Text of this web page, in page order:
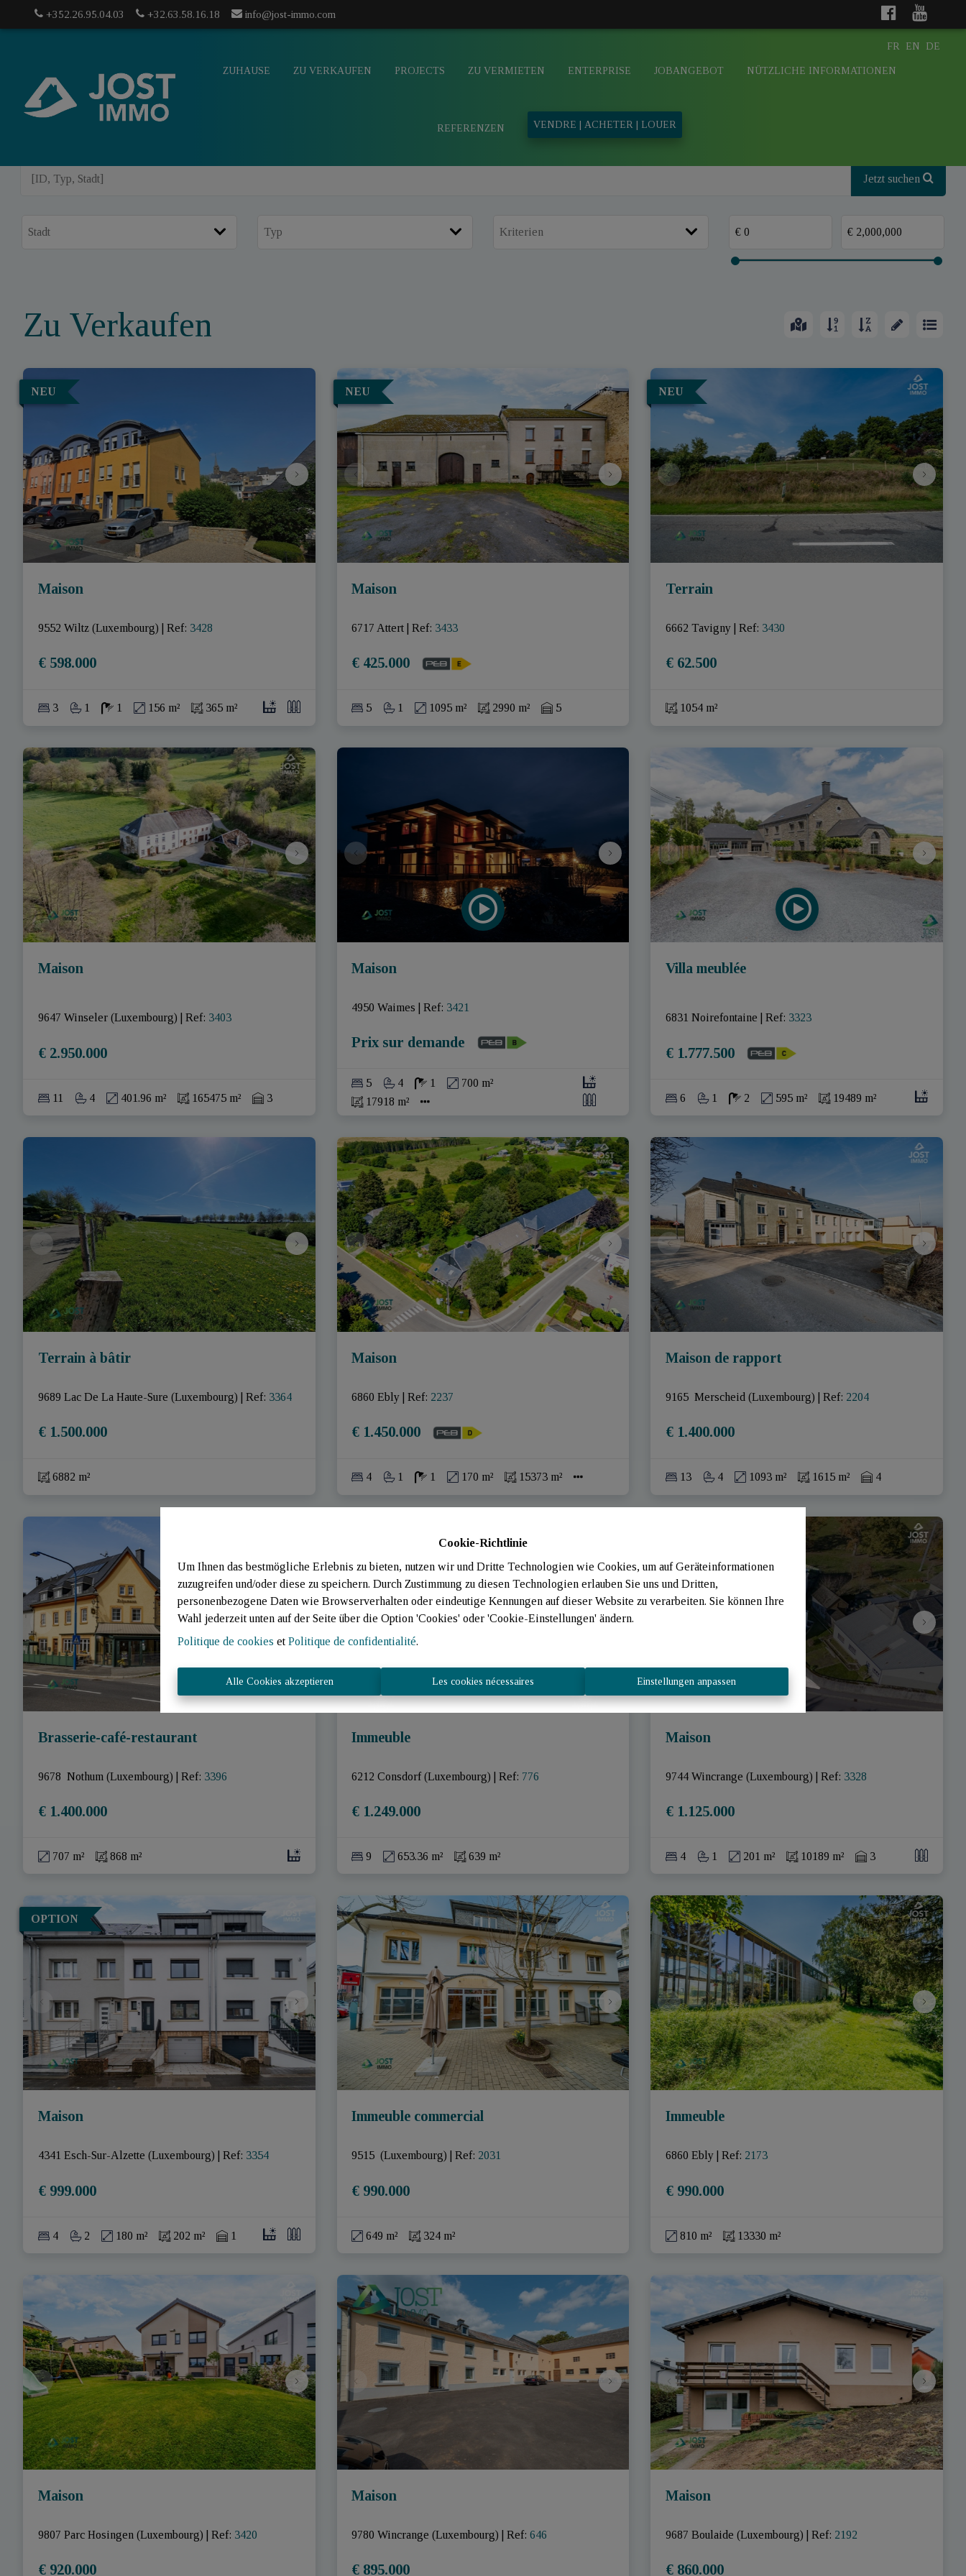
Cookie-Richtlinie
Um Ihnen das bestmögliche Erlebnis zu bieten, nutzen wir und Dritte Technologien wie Cookies, um auf Geräteinformationen
zuzugreifen und/oder diese zu speichern. Durch Zustimmung zu diesen Technologien erlauben Sie uns und Dritten,
personenbezogene Daten wie Browserverhalten oder eindeutige Kennungen auf dieser Website zu verarbeiten. Sie können Ihre
Wahl jederzeit unten auf der Seite über die Option 'Cookies' oder 'Cookie-Einstellungen' ändern.
Politique de cookies et Politique de confidentialité.
Alle Cookies akzeptieren Les cookies nécessaires Einstellungen anpassen
+352.26.95.04.03 +32.63.58.16.18 info@jost-immo.com
ZUHAUSE ZU VERKAUFEN PROJECTS ZU VERMIETEN ENTERPRISE JOBANGEBOT NÜTZLICHE INFORMATIONEN
REFERENZEN VENDRE | ACHETER | LOUER
FR EN DE
Jetzt suchen
Zu Verkaufen
NEU
Maison
9552 Wiltz (Luxembourg) Ref: 3428
€ 598.000
3 1 1 156 m² 365 m²
NEU
Maison
6717 Attert Ref: 3433
€ 425.000
5 1 1095 m² 2990 m² 5
NEU
Terrain
6662 Tavigny Ref: 3430
€ 62.500
1054 m²
Maison
9647 Winseler (Luxembourg) Ref: 3403
€ 2.950.000
11 4 401.96 m² 165475 m² 3
Maison
4950 Waimes Ref: 3421
Prix sur demande
5 4 1
700 m²
17918 m²
Villa meublée
6831 Noirefontaine Ref: 3323
€ 1.777.500
6 1 2 595 m² 19489 m²
Terrain à bâtir
9689 Lac De La Haute-Sure (Luxembourg) Ref: 3364
€ 1.500.000
6882 m²
Maison
6860 Ebly Ref: 2237
€ 1.450.000
4 1 1 170 m² 15373 m²
Maison de rapport
9165  Merscheid (Luxembourg) Ref: 2204
€ 1.400.000
13 4 1093 m² 1615 m² 4
Brasserie-café-restaurant
9678  Nothum (Luxembourg) Ref: 3396
€ 1.400.000
707 m² 868 m²
Immeuble
6212 Consdorf (Luxembourg) Ref: 776
€ 1.249.000
9 653.36 m² 639 m²
Maison
9744 Wincrange (Luxembourg) Ref: 3328
€ 1.125.000
4 1 201 m² 10189 m² 3
OPTION
Maison
4341 Esch-Sur-Alzette (Luxembourg) Ref: 3354
€ 999.000
4 2 180 m² 202 m² 1
Immeuble commercial
9515  (Luxembourg) Ref: 2031
€ 990.000
649 m² 324 m²
Immeuble
6860 Ebly Ref: 2173
€ 990.000
810 m² 13330 m²
Maison
9807 Parc Hosingen (Luxembourg) Ref: 3420
€ 920.000
Maison
9780 Wincrange (Luxembourg) Ref: 646
€ 895.000
Maison
9687 Boulaide (Luxembourg) Ref: 2192
€ 860.000